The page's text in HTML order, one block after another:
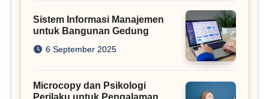
Sistem Informasi Manajemen
untuk Bangunan Gedung
6 September 2025
Microcopy dan Psikologi
Perilaku untuk Pengalaman